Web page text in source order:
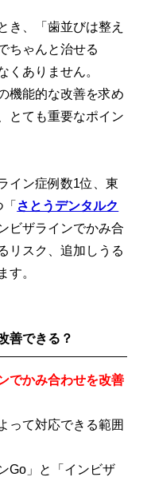
き、「歯並びは整え
ちゃんと治せる
くありません。
機能的な改善を求め
とても重要なポイン
イン症例数1位、東
さとうデンタルク
ビザラインでかみ合
リスク、追加しうる
す。
善できる？
でかみ合わせを改善
って対応できる範囲
Go」と「インビザ